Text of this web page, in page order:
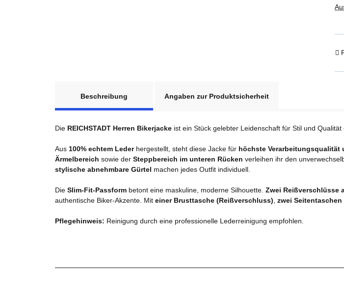
Beschreibung
Angaben zur Produktsicherheit
Die REICHSTADT Herren Bikerjacke ist ein Stück gelebter Leidenschaft für Stil und
Aus 100% echtem Lederhergestellt, steht diese Jacke für höchste
Ärmelbereich sowie der Steppbereich im unteren Rücken verleihen ihr den
stylische abnehmbare Gürtel machen jedes Outfit individuell.
Die Slim-Fit-Passform betont eine maskuline, moderne Silhouette. Zwei Reißverschlüsse
authentische Biker-Akzente. Mit einer Brusttasche (Reißverschluss) zwei Seitentaschen
Pflegehinweis: Reinigung durch eine professionelle Lederreinigung empfohlen.